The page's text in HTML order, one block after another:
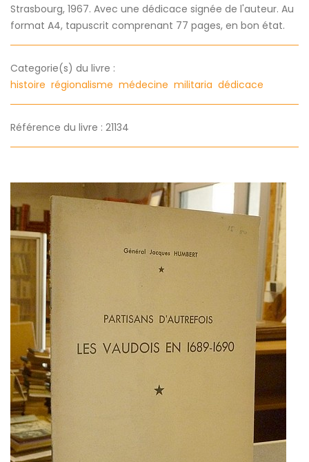
Strasbourg, 1967. Avec une dédicace signée de l'auteur. Au
format A4, tapuscrit comprenant 77 pages, en bon état.
Categorie(s) du livre :
histoire régionalisme médecine militaria dédicace
Référence du livre : 21134